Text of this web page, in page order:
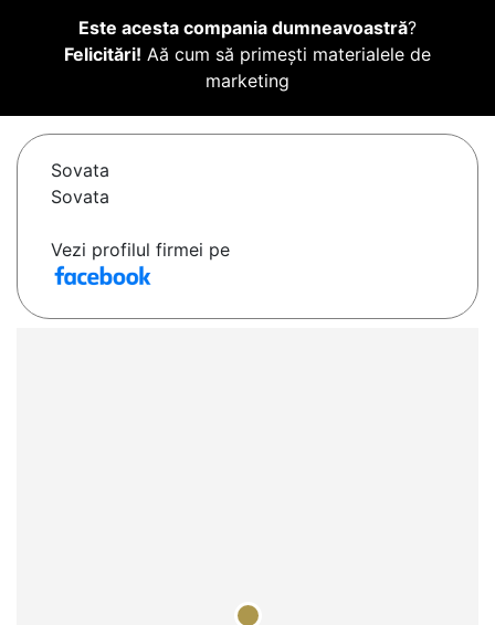
Este acesta compania dumneavoastră?
Felicitări! Aă cum să primești materialele de
marketing
Sovata
Sovata
Vezi profilul firmei pe